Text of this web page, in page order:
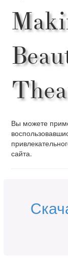
Вы можете
сайта.